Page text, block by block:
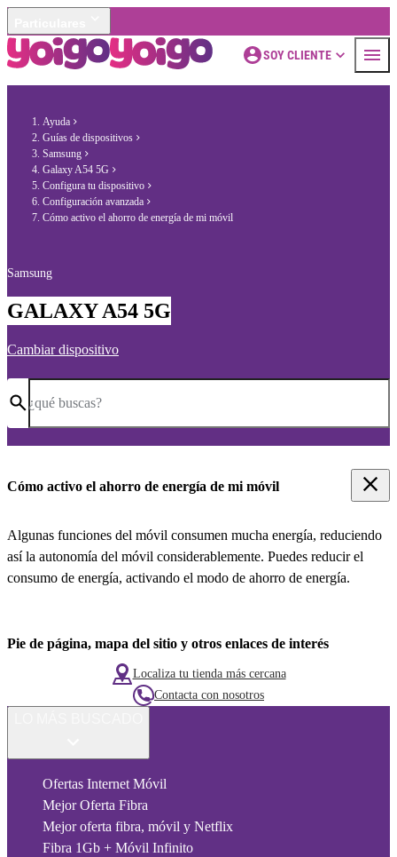
SOY CLIENTE
Ayuda
Guías de dispositivos
Samsung
Galaxy A54 5G
Configura tu dispositivo
Configuración avanzada
Cómo activo el ahorro de energía de mi móvil
Samsung
GALAXY A54 5G
Cambiar dispositivo
¿qué buscas?
Cómo activo el ahorro de energía de mi móvil
Algunas funciones del móvil consumen mucha energía, reduciendo
así la autonomía del móvil considerablemente. Puedes reducir el
consumo de energía, activando el modo de ahorro de energía.
Pie de página, mapa del sitio y otros enlaces de interés
Localiza tu tienda más cercana
Contacta con nosotros
Ofertas Internet Móvil
Mejor Oferta Fibra
Mejor oferta fibra, móvil y Netflix
Fibra 1Gb + Móvil Infinito